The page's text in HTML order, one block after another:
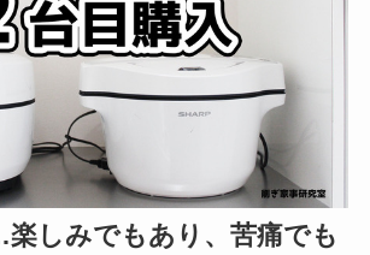
しみでもあり、苦痛でも